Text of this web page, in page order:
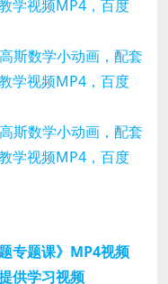
专题课》MP4视频
供学习视频